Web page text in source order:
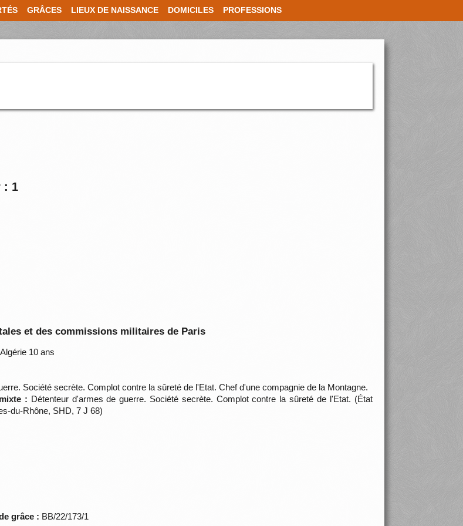
GRÂCES LIEUX DE NAISSANCE DOMICILES PROFESSIONS
: 1
et des commissions militaires de Paris
Algérie 10 ans
Société secrète. Complot contre la sûreté de l'Etat. Chef d'une compagnie de la Montagne.
: Détenteur d'armes de guerre. Société secrète. Complot contre la sûreté de l'Etat. (État
du-Rhône, SHD, 7 J 68)
grâce : BB/22/173/1